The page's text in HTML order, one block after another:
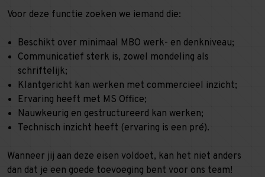
Voor deze functie zoeken we iemand die:
Beschikt over minimaal MBO werk- en denkniveau;
Communicatief sterk is, zowel mondeling als
schriftelijk;
Klantgericht kan werken met commercieel inzicht;
Ervaring heeft met MS Office;
Nauwkeurig en gestructureerd kan werken;
Technisch inzicht heeft (ervaring is een pré).
Wanneer jij aan deze eisen voldoet, kan het niet anders
dan dat je een goede toevoeging bent voor ons team!